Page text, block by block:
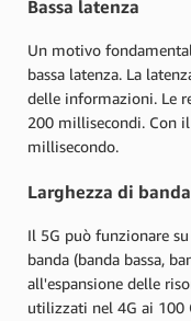
Bassa latenza
Un motivo
bassa latenza. La
delle informazioni. Le
200 millisecondi. Con
millisecondo.
Larghezza di
Il 5G può funzionare
banda (banda bassa,
all'espansione delle
utilizzati nel 4G ai 100